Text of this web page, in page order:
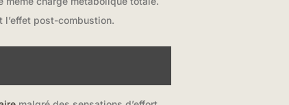
post-combustion.